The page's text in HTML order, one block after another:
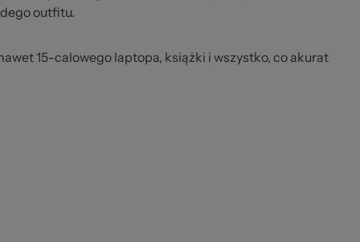
outfitu.
15-calowego laptopa, książki i wszystko, co akurat